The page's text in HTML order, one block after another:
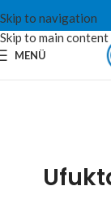
Skip to navigation
Skip to main content
MENÜ